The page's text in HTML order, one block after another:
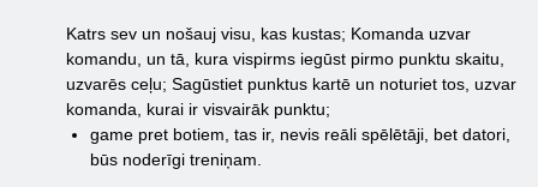
Katrs sev un nošauj visu, kas kustas; Komanda uzvar
komandu, un tā, kura vispirms iegūst pirmo punktu skaitu,
uzvarēs ceļu; Sagūstiet punktus kartē un noturiet tos, uzvar
komanda, kurai ir visvairāk punktu;
game pret botiem, tas ir, nevis reāli spēlētāji, bet datori,
būs noderīgi treniņam.